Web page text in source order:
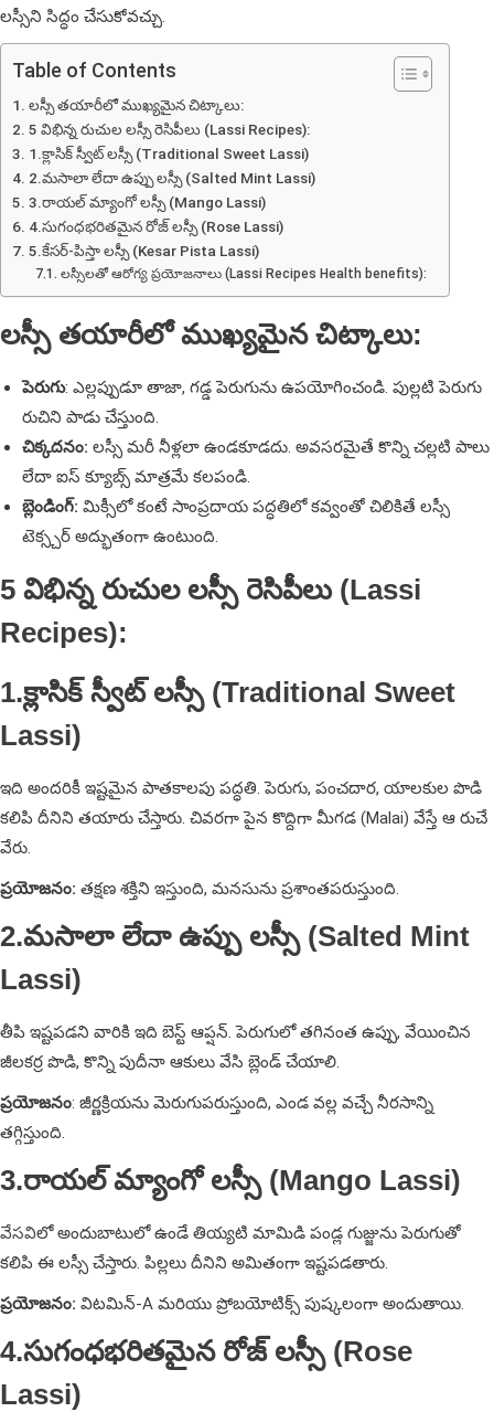
లస్సీని సిద్ధం చేసుకోవచ్చు.
Table of Contents
లస్సీ తయారీలో ముఖ్యమైన చిట్కాలు:
5 విభిన్న రుచుల లస్సీ రెసిపీలు (Lassi Recipes):
1.క్లాసిక్ స్వీట్ లస్సీ (Traditional Sweet Lassi)
2.మసాలా లేదా ఉప్పు లస్సీ (Salted Mint Lassi)
3.రాయల్ మ్యాంగో లస్సీ (Mango Lassi)
4.సుగంధభరితమైన రోజ్ లస్సీ (Rose Lassi)
5.కేసర్-పిస్తా లస్సీ (Kesar Pista Lassi)
లస్సీలతో ఆరోగ్య ప్రయోజనాలు (Lassi Recipes Health benefits):
లస్సీ తయారీలో ముఖ్యమైన చిట్కాలు:
పెరుగు: ఎల్లప్పుడూ తాజా, గడ్డ పెరుగును ఉపయోగించండి. పుల్లటి పెరుగు
రుచిని పాడు చేస్తుంది.
చిక్కదనం: లస్సీ మరీ నీళ్లలా ఉండకూడదు. అవసరమైతే కొన్ని చల్లటి పాలు
లేదా ఐస్ క్యూబ్స్ మాత్రమే కలపండి.
బ్లెండింగ్: మిక్సీలో కంటే సాంప్రదాయ పద్ధతిలో కవ్వంతో చిలికితే లస్సీ
టెక్స్చర్ అద్భుతంగా ఉంటుంది.
5 విభిన్న రుచుల లస్సీ రెసిపీలు (Lassi
Recipes):
1.క్లాసిక్ స్వీట్ లస్సీ (Traditional Sweet
Lassi)
ఇది అందరికీ ఇష్టమైన పాతకాలపు పద్ధతి. పెరుగు, పంచదార, యాలకుల పొడి
కలిపి దీనిని తయారు చేస్తారు. చివరగా పైన కొద్దిగా మీగడ (Malai) వేస్తే ఆ రుచే
వేరు.
ప్రయోజనం: తక్షణ శక్తిని ఇస్తుంది, మనసును ప్రశాంతపరుస్తుంది.
2.మసాలా లేదా ఉప్పు లస్సీ (Salted Mint
Lassi)
తీపి ఇష్టపడని వారికి ఇది బెస్ట్ ఆప్షన్. పెరుగులో తగినంత ఉప్పు, వేయించిన
జీలకర్ర పొడి, కొన్ని పుదీనా ఆకులు వేసి బ్లెండ్ చేయాలి.
ప్రయోజనం: జీర్ణక్రియను మెరుగుపరుస్తుంది, ఎండ వల్ల వచ్చే నీరసాన్ని
తగ్గిస్తుంది.
3.రాయల్ మ్యాంగో లస్సీ (Mango Lassi)
వేసవిలో అందుబాటులో ఉండే తియ్యటి మామిడి పండ్ల గుజ్జును పెరుగుతో
కలిపి ఈ లస్సీ చేస్తారు. పిల్లలు దీనిని అమితంగా ఇష్టపడతారు.
ప్రయోజనం: విటమిన్-A మరియు ప్రోబయోటిక్స్ పుష్కలంగా అందుతాయి.
4.సుగంధభరితమైన రోజ్ లస్సీ (Rose
Lassi)